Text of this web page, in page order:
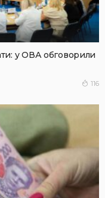
у ОВА обговорили
116